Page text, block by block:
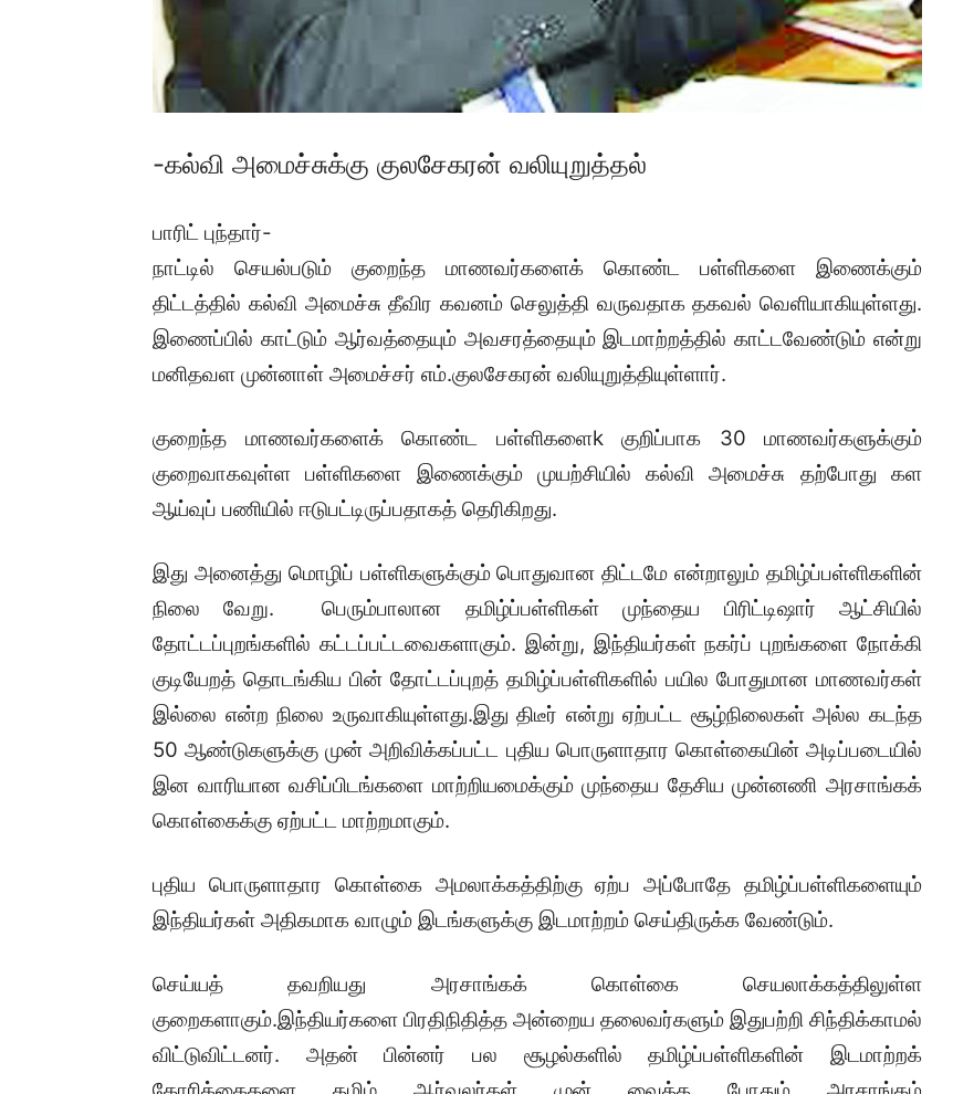
-கல்வி அமைச்சுக்கு குலசேகரன் வலியுறுத்தல்
பாரிட் புந்தார்-
நாட்டில் செயல்படும் குறைந்த மாணவர்களைக் கொண்ட பள்ளிகளை இணைக்கும்
திட்டத்தில் கல்வி அமைச்சு தீவிர கவனம் செலுத்தி வருவதாக தகவல் வெளியாகியுள்ளது.
இணைப்பில் காட்டும் ஆர்வத்தையும் அவசரத்தையும் இடமாற்றத்தில் காட்டவேண்டும் என்று
மனிதவள முன்னாள் அமைச்சர் எம்.குலசேகரன் வலியுறுத்தியுள்ளார்.
குறைந்த மாணவர்களைக் கொண்ட பள்ளிகளைk குறிப்பாக 30 மாணவர்களுக்கும்
குறைவாகவுள்ள பள்ளிகளை இணைக்கும் முயற்சியில் கல்வி அமைச்சு தற்போது கள
ஆய்வுப் பணியில் ஈடுபட்டிருப்பதாகத் தெரிகிறது.
இது அனைத்து மொழிப் பள்ளிகளுக்கும் பொதுவான திட்டமே என்றாலும் தமிழ்ப்பள்ளிகளின்
நிலை வேறு. பெரும்பாலான தமிழ்ப்பள்ளிகள் முந்தைய பிரிட்டிஷார் ஆட்சியில்
தோட்டப்புறங்களில் கட்டப்பட்டவைகளாகும். இன்று, இந்தியர்கள் நகர்ப் புறங்களை நோக்கி
குடியேறத் தொடங்கிய பின் தோட்டப்புறத் தமிழ்ப்பள்ளிகளில் பயில போதுமான மாணவர்கள்
இல்லை என்ற நிலை உருவாகியுள்ளது.இது திடீர் என்று ஏற்பட்ட சூழ்நிலைகள் அல்ல கடந்த
50 ஆண்டுகளுக்கு முன் அறிவிக்கப்பட்ட புதிய பொருளாதார கொள்கையின் அடிப்படையில்
இன வாரியான வசிப்பிடங்களை மாற்றியமைக்கும் முந்தைய தேசிய முன்னணி அரசாங்கக்
கொள்கைக்கு ஏற்பட்ட மாற்றமாகும்.
புதிய பொருளாதார கொள்கை அமலாக்கத்திற்கு ஏற்ப அப்போதே தமிழ்ப்பள்ளிகளையும்
இந்தியர்கள் அதிகமாக வாழும் இடங்களுக்கு இடமாற்றம் செய்திருக்க வேண்டும்.
செய்யத் தவறியது அரசாங்கக் கொள்கை செயலாக்கத்திலுள்ள
குறைகளாகும்.இந்தியர்களை பிரதிநிதித்த அன்றைய தலைவர்களும் இதுபற்றி சிந்திக்காமல்
விட்டுவிட்டனர். அதன் பின்னர் பல சூழல்களில் தமிழ்ப்பள்ளிகளின் இடமாற்றக்